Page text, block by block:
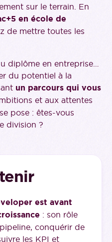
sur le terrain. En
en école de
de mettre toutes les
diplôme en entreprise…
du potentiel à la
un parcours qui vous
et aux attentes
pose : êtes-vous
division ?
est avant
: son rôle
conquérir de
les KPI et